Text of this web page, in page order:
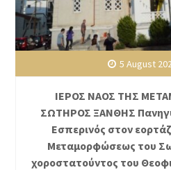
5 August
ΙΕΡΟΣ ΝΑΟΣ ΤΗΣ
ΣΩΤΗΡΟΣ ΞΑΝΘΗΣ
Εσπερινός στον
Μεταμορφώσεως του
χοροστατούντος του